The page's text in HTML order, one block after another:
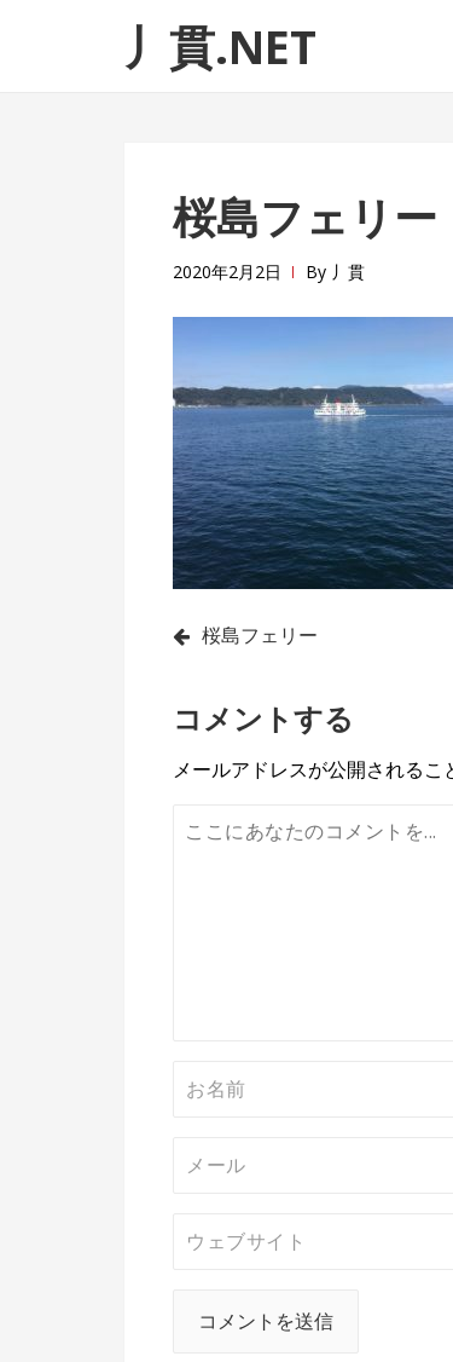
ゲ
テ丿貫.NET
桜島フェリー
2020年2月2日 By 丿貫
投
ナ
ビ
ゲ
桜島フェリー
コメントする
メールアドレスが公開されるこ